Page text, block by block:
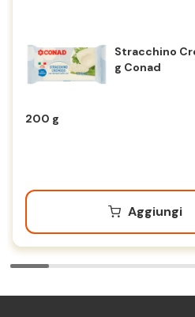
Stracchino
g Conad
200 g
Aggiungi